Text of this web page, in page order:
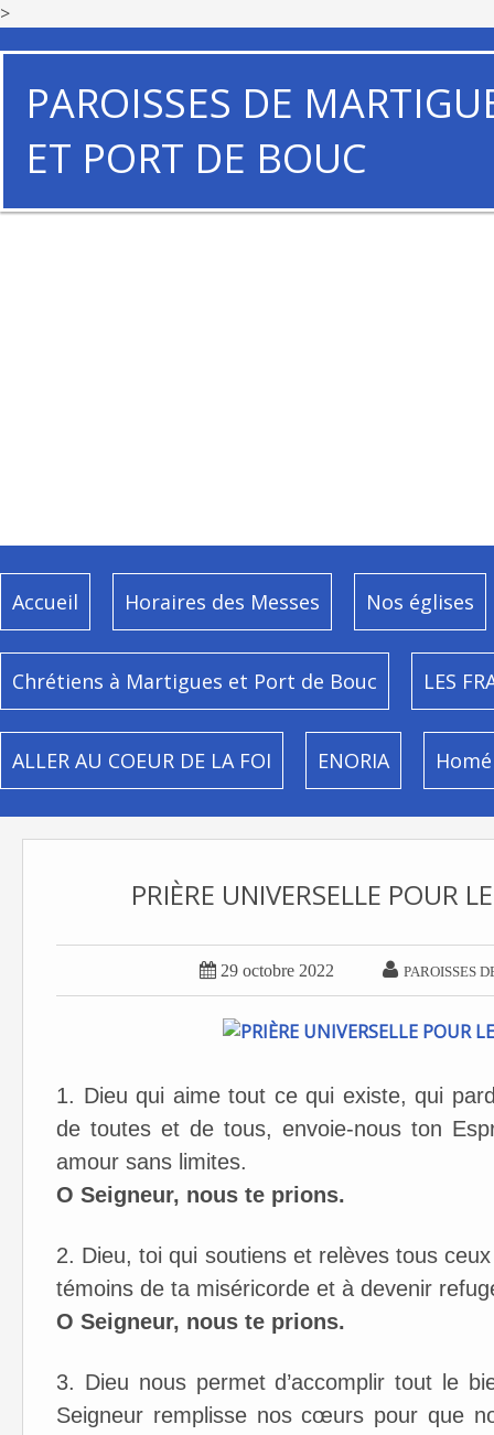
>
PAROISSES DE
ET PORT DE BOUC
Accueil Horaires des Messes Nos églises
Chrétiens à Martigues et Port de Bouc LES
ALLER AU COEUR DE LA FOI ENORIA
PRIÈRE UNIVERSELLE POUR
 29 octobre 2022  PAROISSES
1. Dieu qui aime tout ce qui existe, qui
de toutes et de tous, envoie-nous ton
amour sans limites.
O Seigneur, nous te prions.
2. Dieu, toi qui soutiens et relèves tous
témoins de ta miséricorde et à devenir
O Seigneur, nous te prions.
3. Dieu nous permet d’accomplir tout le
Seigneur remplisse nos cœurs pour que